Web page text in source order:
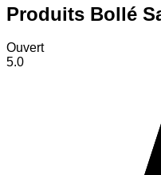
Produits Bollé
Ouvert
5.0